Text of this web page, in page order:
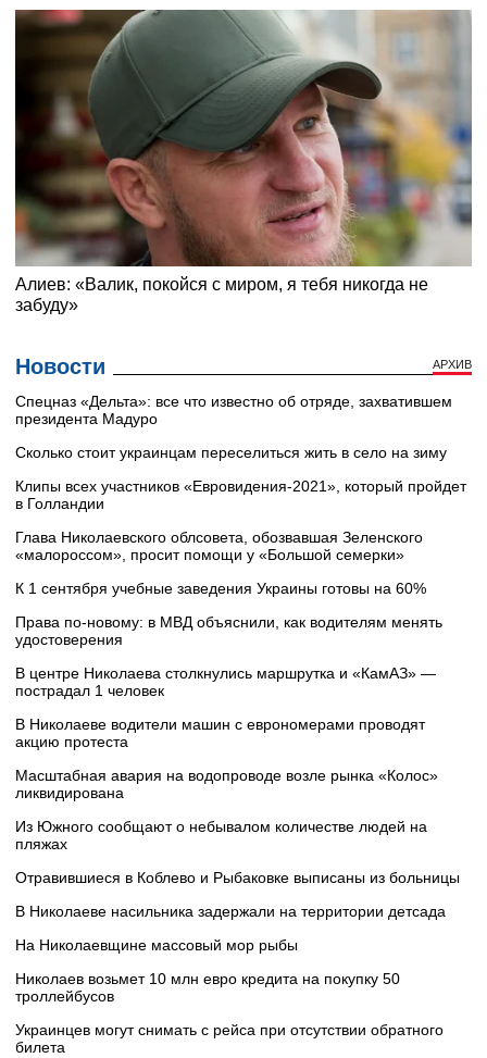
Новости АРХИВ
Cпецназ «Дельта»: все что известно об отряде, захватившем
президента Мадуро
Сколько стоит украинцам переселиться жить в село на зиму
Клипы всех участников «Евровидения-2021», который пройдет
в Голландии
Глава Николаевского облсовета, обозвавшая Зеленского
«малороссом», просит помощи у «Большой семерки»
К 1 сентября учебные заведения Украины готовы на 60%
Права по-новому: в МВД объяснили, как водителям менять
удостоверения
В центре Николаева столкнулись маршрутка и «КамАЗ» —
пострадал 1 человек
В Николаеве водители машин с еврономерами проводят
акцию протеста
Масштабная авария на водопроводе возле рынка «Колос»
ликвидирована
Из Южного сообщают о небывалом количестве людей на
пляжах
Отравившиеся в Коблево и Рыбаковке выписаны из больницы
В Николаеве насильника задержали на территории детсада
На Николаевщине массовый мор рыбы
Николаев возьмет 10 млн евро кредита на покупку 50
троллейбусов
Украинцев могут снимать с рейса при отсутствии обратного
билета